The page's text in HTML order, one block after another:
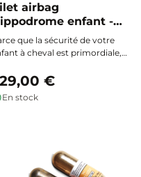
airbag
enfant -
que la sécurité de votre
à cheval est primordiale,
enfant assure une
haut de gamme et un
ultra-rapide en
€
En stock